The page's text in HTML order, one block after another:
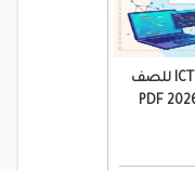
بالاجابات المراجعة النهائية ICT للصف